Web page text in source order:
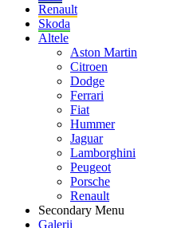
Renault
Skoda
Altele
Aston Martin
Citroen
Dodge
Ferrari
Fiat
Hummer
Jaguar
Lamborghini
Peugeot
Porsche
Renault
Secondary Menu
Galerii